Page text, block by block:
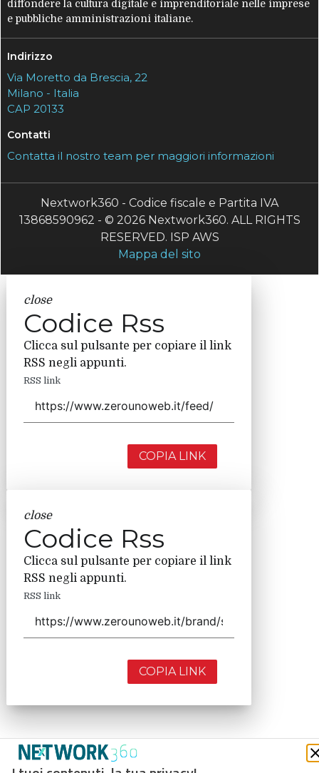
diffondere la cultura digitale e imprenditoriale nelle imprese
e pubbliche amministrazioni italiane.
Indirizzo
Via Moretto da Brescia, 22
Milano - Italia
CAP 20133
Contatti
Contatta il nostro team per maggiori informazioni
Nextwork360 - Codice fiscale e Partita IVA
13868590962 - © 2026 Nextwork360. ALL RIGHTS
RESERVED. ISP AWS
Mappa del sito
close
Codice Rss
Clicca sul pulsante per copiare il link
RSS negli appunti.
RSS link
COPIA LINK
close
Codice Rss
Clicca sul pulsante per copiare il link
RSS negli appunti.
RSS link
COPIA LINK